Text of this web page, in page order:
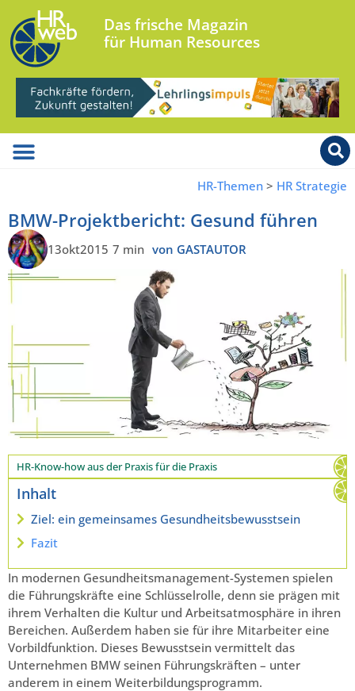
Das frische Magazin
für Human Resources
HR-Themen > HR Strategie
BMW-Projektbericht: Gesund führen
13okt2015 7 min von GASTAUTOR
HR-Know-how aus der Praxis für die Praxis
Inhalt
Ziel: ein gemeinsames Gesundheitsbewusstsein
Fazit
In modernen Gesundheitsmanagement-Systemen spielen
die Führungskräfte eine Schlüsselrolle, denn sie prägen mit
ihrem Verhalten die Kultur und Arbeitsatmosphäre in ihren
Bereichen. Außerdem haben sie für ihre Mitarbeiter eine
Vorbildfunktion. Dieses Bewusstsein vermittelt das
Unternehmen BMW seinen Führungskräften – unter
anderem in einem Weiterbildungsprogramm.